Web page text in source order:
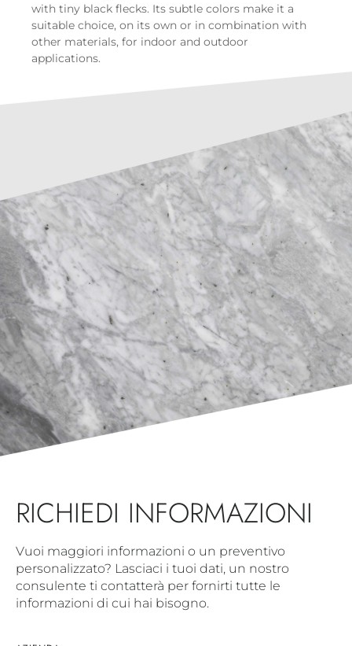
with tiny black flecks. Its subtle colors make it a
suitable choice, on its own or in combination with
other materials, for indoor and outdoor
applications.
RICHIEDI INFORMAZIONI
Vuoi maggiori informazioni o un preventivo
personalizzato? Lasciaci i tuoi dati, un nostro
consulente ti contatterà per fornirti tutte le
informazioni di cui hai bisogno.